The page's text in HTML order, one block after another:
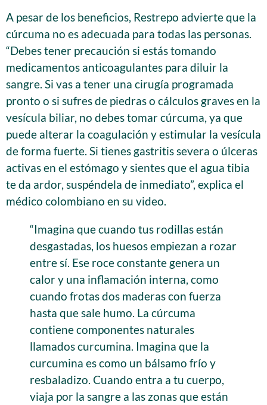
A pesar de los beneficios, Restrepo advierte que la
cúrcuma no es adecuada para todas las personas.
“Debes tener precaución si estás tomando
medicamentos anticoagulantes para diluir la
sangre. Si vas a tener una cirugía programada
pronto o si sufres de piedras o cálculos graves en la
vesícula biliar, no debes tomar cúrcuma, ya que
puede alterar la coagulación y estimular la vesícula
de forma fuerte. Si tienes gastritis severa o úlceras
activas en el estómago y sientes que el agua tibia
te da ardor, suspéndela de inmediato”, explica el
médico colombiano en su video.
“Imagina que cuando tus rodillas están
desgastadas, los huesos empiezan a rozar
entre sí. Ese roce constante genera un
calor y una inflamación interna, como
cuando frotas dos maderas con fuerza
hasta que sale humo. La cúrcuma
contiene componentes naturales
llamados curcumina. Imagina que la
curcumina es como un bálsamo frío y
resbaladizo. Cuando entra a tu cuerpo,
viaja por la sangre a las zonas que están